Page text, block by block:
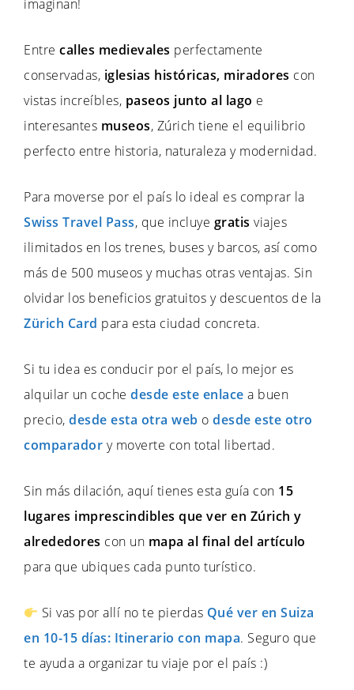
imaginan!
Entre calles medievales perfectamente
conservadas, iglesias históricas, miradores con
vistas increíbles, paseos junto al lago e
interesantes museos, Zúrich tiene el equilibrio
perfecto entre historia, naturaleza y modernidad.
Para moverse por el país lo ideal es comprar la
Swiss Travel Pass, que incluye gratis viajes
ilimitados en los trenes, buses y barcos, así como
más de 500 museos y muchas otras ventajas. Sin
olvidar los beneficios gratuitos y descuentos de la
Zürich Card para esta ciudad concreta.
Si tu idea es conducir por el país, lo mejor es
alquilar un coche desde este enlace a buen
precio, desde esta otra web o desde este otro
comparador y moverte con total libertad.
Sin más dilación, aquí tienes esta guía con 15
lugares imprescindibles que ver en Zúrich y
alrededores con un mapa al final del artículo
para que ubiques cada punto turístico.
Si vas por allí no te pierdas Qué ver en Suiza
en 10-15 días: Itinerario con mapa. Seguro que
te ayuda a organizar tu viaje por el país :)